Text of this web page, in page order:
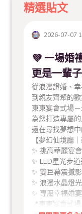
精選貼文
2026-07-07
💜 一場婚
更是一輩
從浪漫證婚、幸
到親友齊聚的歡
東東宴會式場
為您打造專屬
還在尋找夢想
【夢幻仙境廳
✨ 挑高華麗宴
✨ LED星光步
✨ 雙巨幕震撼
✨ 浪漫水晶燈
✨ 專屬幸福婚
📍東東宴會式